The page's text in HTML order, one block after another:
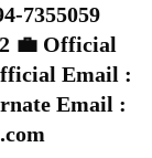
7355059
💼 Official
Email :
Email :